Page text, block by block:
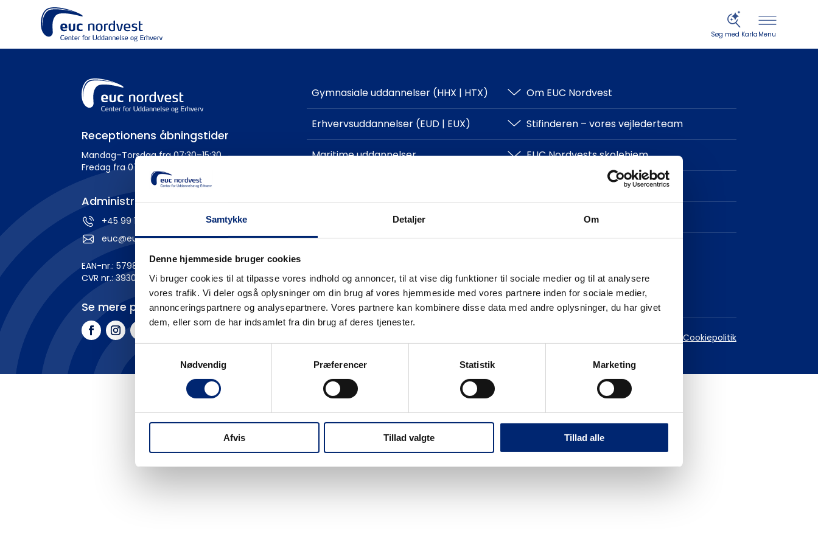
Samtykke Detaljer Om
Denne hjemmeside bruger cookies
Vi bruger cookies til at tilpasse vores indhold og annoncer, til at vise dig funktioner til sociale medier og til at analysere
vores trafik. Vi deler også oplysninger om din brug af vores hjemmeside med vores partnere inden for sociale medier,
annonceringspartnere og analysepartnere. Vores partnere kan kombinere disse data med andre oplysninger, du har givet
dem, eller som de har indsamlet fra din brug af deres tjenester.
Nødvendig
Præferencer Statistik Marketing
Afvis Tillad valgte Tillad alle
Søg med Karla Menu
Receptionens åbningstider
Mandag–Torsdag fra 07:30–15:30
Fredag fra 07:30–14:00
Administration
+45 99 19 19 19
euc@eucnordvest.dk
EAN-nr.: 5798 0005 54276
CVR nr.: 3930 1016
Se mere på
Gymnasiale uddannelser (HHX | HTX)
HHX
HTX
Erhvervsuddannelser (EUD | EUX)
Teknisk
Maritime uddannelser
Uddannelsessteder
Om EUC Nordvest
Stifinderen – vores vejlederteam
EUC Nordvests skolehjem
Login og IT-support
Cookiepolitik